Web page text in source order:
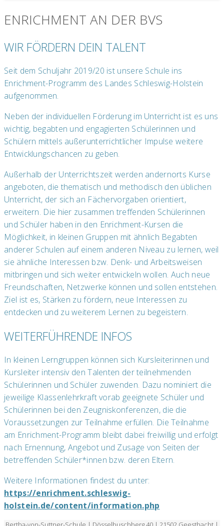
ENRICHMENT AN DER BVS
WIR FÖRDERN DEIN TALENT
Seit dem Schuljahr 2019/20 ist unsere Schule ins
Enrichment-Programm des Landes Schleswig-Holstein
aufgenommen.
Neben der individuellen Förderung im Unterricht ist es uns
wichtig, begabten und engagierten Schülerinnen und
Schülern mittels außerunterrichtlicher Impulse weitere
Entwicklungschancen zu geben.
Außerhalb der Unterrichtszeit werden andernorts Kurse
angeboten, die thematisch und methodisch den üblichen
Unterricht, der sich an Fächervorgaben orientiert,
erweitern. Die hier zusammen treffenden Schülerinnen
und Schüler haben in den Enrichment-Kursen die
Möglichkeit, in kleinen Gruppen mit ähnlich Begabten
anderer Schulen auf einem anderen Niveau zu lernen, weil
sie ähnliche Interessen bzw. Denk- und Arbeitsweisen
mitbringen und sich weiter entwickeln wollen. Auch neue
Freundschaften, Netzwerke können und sollen entstehen.
Ziel ist es, Stärken zu fördern, neue Interessen zu
entdecken und zu weiterem Lernen zu begeistern.
WEITERFÜHRENDE INFOS
In kleinen Lerngruppen können sich Kursleiterinnen und
Kursleiter intensiv den Talenten der teilnehmenden
Schülerinnen und Schüler zuwenden. Dazu nominiert die
jeweilige Klassenlehrkraft vorab geeignete Schüler und
Schülerinnen bei den Zeugniskonferenzen, die die
Voraussetzungen zur Teilnahme erfüllen. Die Teilnahme
am Enrichment-Programm bleibt dabei freiwillig und erfolgt
nach Ernennung, Angebot und Zusage von Seiten der
betreffenden Schüler*innen bzw. deren Eltern.
Weitere Informationen findest du unter:
https://enrichment.schleswig-
holstein.de/content/information.php